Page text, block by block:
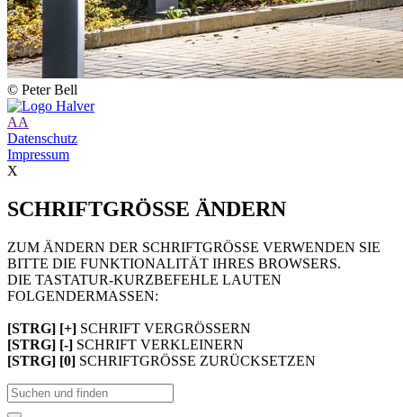
© Peter Bell
AA
Datenschutz
Impressum
X
SCHRIFTGRÖSSE ÄNDERN
ZUM ÄNDERN DER SCHRIFTGRÖSSE VERWENDEN SIE
BITTE DIE FUNKTIONALITÄT IHRES BROWSERS.
DIE TASTATUR-KURZBEFEHLE LAUTEN
FOLGENDERMASSEN:
[STRG] [+] SCHRIFT VERGRÖSSERN
[STRG] [-] SCHRIFT VERKLEINERN
[STRG] [0] SCHRIFTGRÖSSE ZURÜCKSETZEN